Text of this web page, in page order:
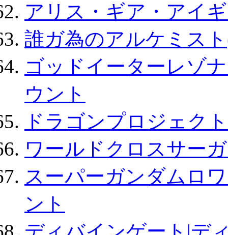
アリス・ギア・アイ
誰ガ為のアルケミス
ゴッドイーターレゾ
ウント
ドラゴンプロジェク
ワールドクロスサー
スーパーガンダムロ
ント